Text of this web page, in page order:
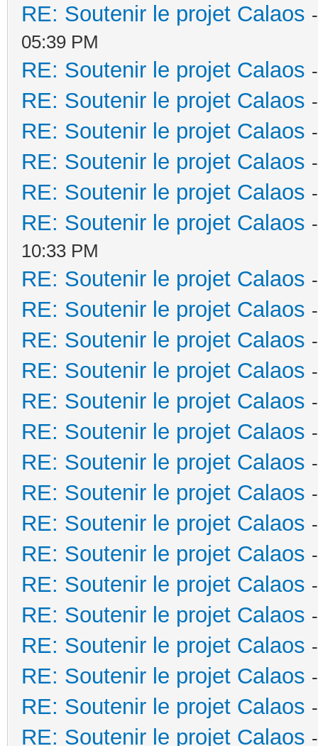
RE: Soutenir le projet Calaos
05:39 PM
RE: Soutenir le projet Calaos
RE: Soutenir le projet Calaos
RE: Soutenir le projet Calaos
RE: Soutenir le projet Calaos
RE: Soutenir le projet Calaos
RE: Soutenir le projet Calaos
10:33 PM
RE: Soutenir le projet Calaos
RE: Soutenir le projet Calaos
RE: Soutenir le projet Calaos
RE: Soutenir le projet Calaos
RE: Soutenir le projet Calaos
RE: Soutenir le projet Calaos
RE: Soutenir le projet Calaos
RE: Soutenir le projet Calaos
RE: Soutenir le projet Calaos
RE: Soutenir le projet Calaos
RE: Soutenir le projet Calaos
RE: Soutenir le projet Calaos
RE: Soutenir le projet Calaos
RE: Soutenir le projet Calaos
RE: Soutenir le projet Calaos
RE: Soutenir le projet Calaos